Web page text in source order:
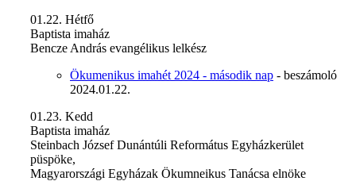
01.22. Hétfő
Baptista imaház
Bencze András evangélikus lelkész
Ökumenikus imahét 2024 - második nap - beszámoló
2024.01.22.
01.23. Kedd
Baptista imaház
Steinbach József Dunántúli Református Egyházkerület
püspöke,
Magyarországi Egyházak Ökumneikus Tanácsa elnöke